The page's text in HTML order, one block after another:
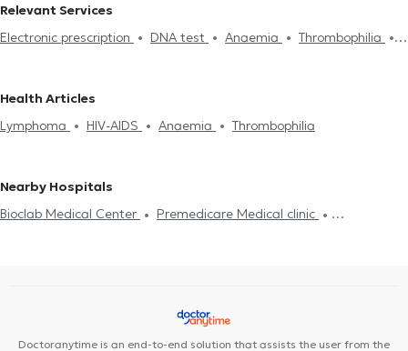
Haematologists in GIZI
Haematologists in ILISIA
Haematologists in PEDION TOU AREOS
Relevant Services
Electronic prescription
DNA test Anaemia
Thrombophilia
Health Articles
Lymphoma
HIV-AIDS Anaemia Thrombophilia
Nearby Hospitals
Bioclab Medical Center
Premedicare Medical clinic
Doctoranytime is an end-to-end solution that assists the user from the